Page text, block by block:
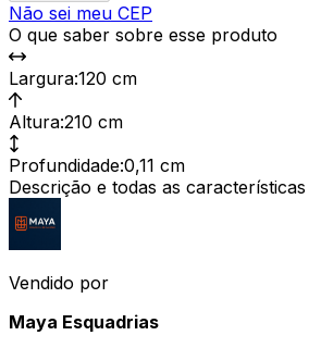
Não sei meu CEP
O que saber sobre esse produto
Largura:120 cm
Altura:210 cm
Profundidade:0,11 cm
Descrição e todas as características
Vendido por
Maya Esquadrias